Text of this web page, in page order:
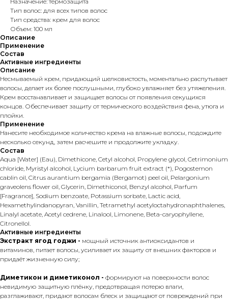
Тип волос: для всех типов волос
Тип средства: крем для волос
Объем: 100 мл
Описание
Применение
Состав
Активные ингредиенты
Описание
Несмываемый крем, придающий шелковистость, моментально распутывает
волосы, делает их более послушными, глубоко увлажняет без утяжеления.
Крем восстанавливает и защищает волосы от появления секущихся
концов. Обеспечивает защиту от термического воздействия фена, утюга и
плойки.
Применение
Нанесите необходимое количество крема на влажные волосы, подождите
несколько секунд, затем расчешите и продолжите укладку.
Состав
Aqua [Water] (Eau), Dimethicone, Cetyl alcohol, Propylene glycol, Cetrimonium
chloride, Myristyl alcohol, Lycium barbarum fruit extract (*), Pogostemon
cablin oil, Citrus aurantium bergamia (Bergamot) peel oil, Pelargonium
graveolens flower oil, Glycerin, Dimethiconol, Benzyl alcohol, Parfum
[Fragrance], Sodium benzoate, Potassium sorbate, Lactic acid,
Hexamethylindanopyran, Vanillin, Tetramethyl acetyloctahydronaphthalenes,
Linalyl acetate, Acetyl cedrene, Linalool, Limonene, Beta-caryophyllene,
Citronellol.
Активные ингредиенты
Экстракт ягод годжи - мощный источник антиоксидантов и
витаминов, питает волосы, усиливает их защиту от внешних факторов и
придаёт жизненную силу;
Диметикон и диметиконол - формируют на поверхности волос
невидимую защитную плёнку, предотвращая потерю влаги,
разглаживают, придают волосам блеск и защищают от повреждений при